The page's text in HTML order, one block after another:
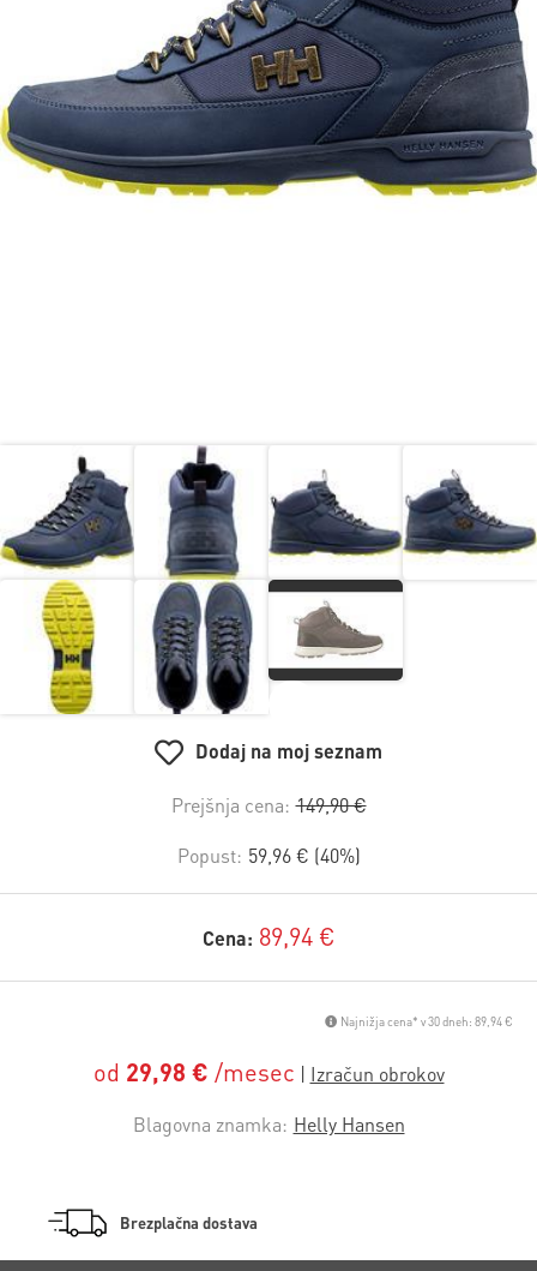
Dodaj na moj seznam
Prejšnja cena: 149,90 €
Popust: 59,96 € (40%)
Cena: 89,94 €
Najnižja cena* v 30 dneh: 89,94 €
od 29,98 € /mesec
Blagovna znamka: Helly Hansen
Brezplačna dostava